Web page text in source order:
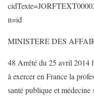
n=id
MINISTERE DES
48 Arrêté du 25 avril 2014
à exercer en France la
santé publique et